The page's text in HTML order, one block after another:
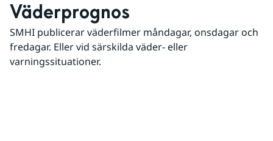
Väderprognos
SMHI publicerar väderfilmer måndagar, onsdagar och
fredagar. Eller vid särskilda väder- eller
varningssituationer.